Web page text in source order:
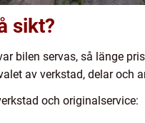
sikt?
bilen servas, så länge
av verkstad, delar och
och originalservice: